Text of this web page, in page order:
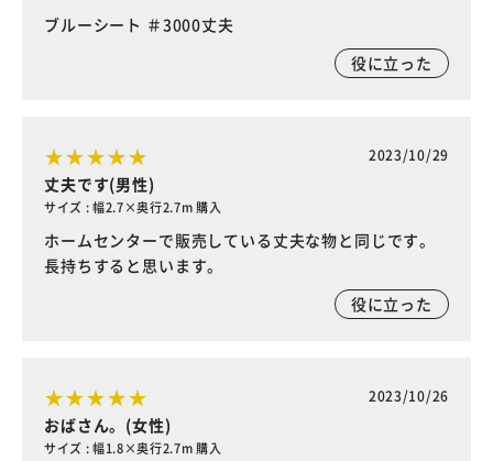
ブルーシート ＃3000丈夫
役に立った
2023/10/29
丈夫です(男性)
サイズ : 幅2.7×奥行2.7m 購入
ホームセンターで販売している丈夫な物と同じです。
長持ちすると思います。
役に立った
2023/10/26
おばさん。(女性)
サイズ : 幅1.8×奥行2.7m 購入